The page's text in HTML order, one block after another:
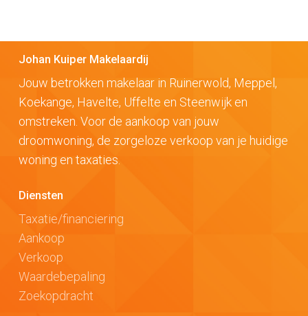
Johan Kuiper Makelaardij
Jouw betrokken makelaar in Ruinerwold, Meppel,
Koekange, Havelte, Uffelte en Steenwijk en
omstreken. Voor de aankoop van jouw
droomwoning, de zorgeloze verkoop van je huidige
woning en taxaties.
Diensten
Taxatie/financiering
Aankoop
Verkoop
Waardebepaling
Zoekopdracht